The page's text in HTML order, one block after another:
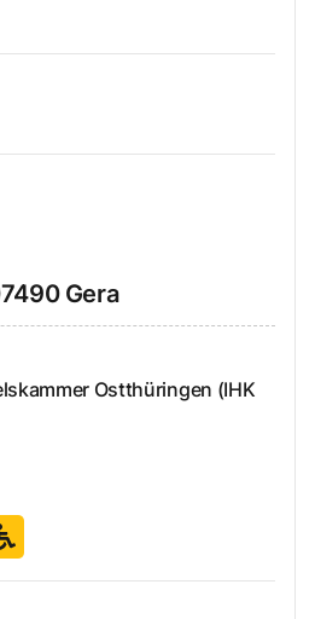
Gera
Ostthüringen (IHK